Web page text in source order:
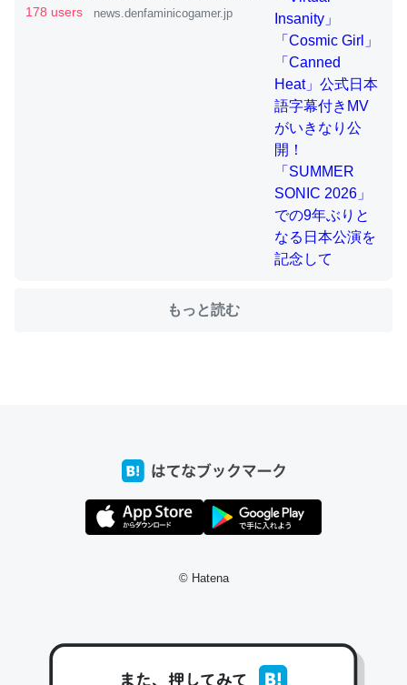
ウチもEchoを実家に置いて４年。でたまに覗いてる。ぼ
ちぼちRingも置こうかと画策中。あと、Googleマップで
位置情報を共有してる。電池残量や充電中かが分かるので
─たまにLINEするくらいだった遠方の父67歳と僕。ITツール導入で
コミュニケーションが劇的に変化した｜tayorini by LIFULL介護
たいなのでネット環境作ったけどAlexaしか使わないので
─たまにLINEするくらいだった遠方の父67歳と僕。ITツール導入で
コミュニケーションが劇的に変化した｜tayorini by LIFULL介護
きMVがいきなり公開！「SUMMER
178 users news.denfaminicogamer.jp
もっと読む
© Hatena